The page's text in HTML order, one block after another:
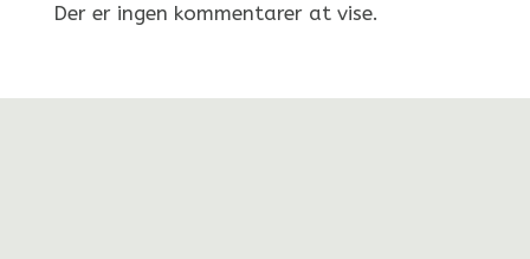
Der er ingen kommentarer at vise.